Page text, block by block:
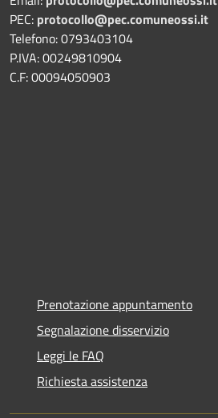
PEC: protocollo@pec.comuneossi.it
Telefono: 0793403104
P.IVA: 00249810904
C.F: 00094050903
Prenotazione appuntamento
Segnalazione disservizio
Leggi le FAQ
Richiesta assistenza